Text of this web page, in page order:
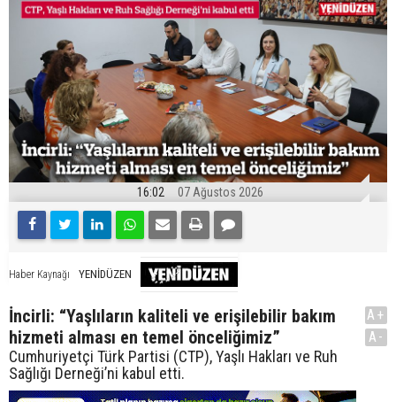
16:02 07 Ağustos 2026
Haber Kaynağı YENİDÜZEN
İncirli: “Yaşlıların kaliteli ve erişilebilir bakım
hizmeti alması en temel önceliğimiz”
Cumhuriyetçi Türk Partisi (CTP), Yaşlı Hakları ve Ruh
Sağlığı Derneği’ni kabul etti.
A+
A-